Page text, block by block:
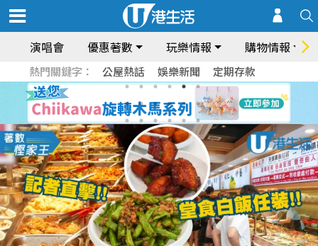
演唱會 優惠著數 玩樂情報 購物情報
熱門關鍵字： 公屋熱話 娛樂新聞 定期存款